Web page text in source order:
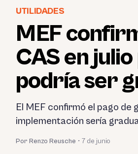
UTILIDADES
MEF
CAS en
podría ser
El MEF confirmó el pago de
implementación sería
Por Renzo Reusche • 7 de junio